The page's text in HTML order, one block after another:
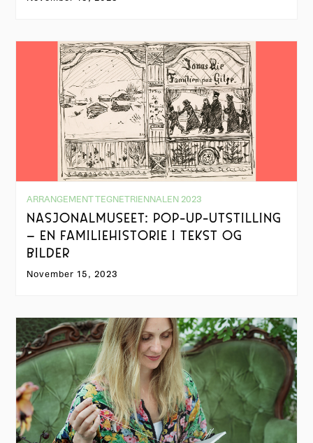
ARRANGEMENT TEGNETRIENNALEN 2023
NASJONALMUSEET: POP-UP-UTSTILLING
– EN FAMILIEHISTORIE I TEKST OG
BILDER
November 15, 2023